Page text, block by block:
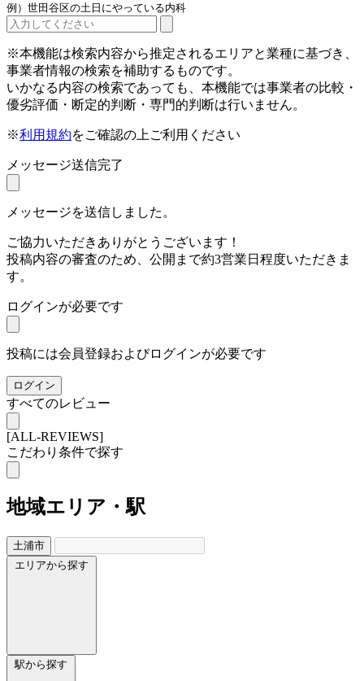
例）世田谷区の土日にやっている内科
※本機能は検索内容から推定されるエリアと業種に基づき、
事業者情報の検索を補助するものです。
いかなる内容の検索であっても、本機能では事業者の比較・
優劣評価・断定的判断・専門的判断は行いません。
※利用規約をご確認の上ご利用ください
メッセージ送信完了
メッセージを送信しました。
ご協力いただきありがとうございます！
投稿内容の審査のため、公開まで約3営業日程度いただきま
す。
ログインが必要です
投稿には会員登録およびログインが必要です
ログイン
すべてのレビュー
[ALL-REVIEWS]
こだわり条件で探す
地域エリア・駅
土浦市
エリアから探す
駅から探す